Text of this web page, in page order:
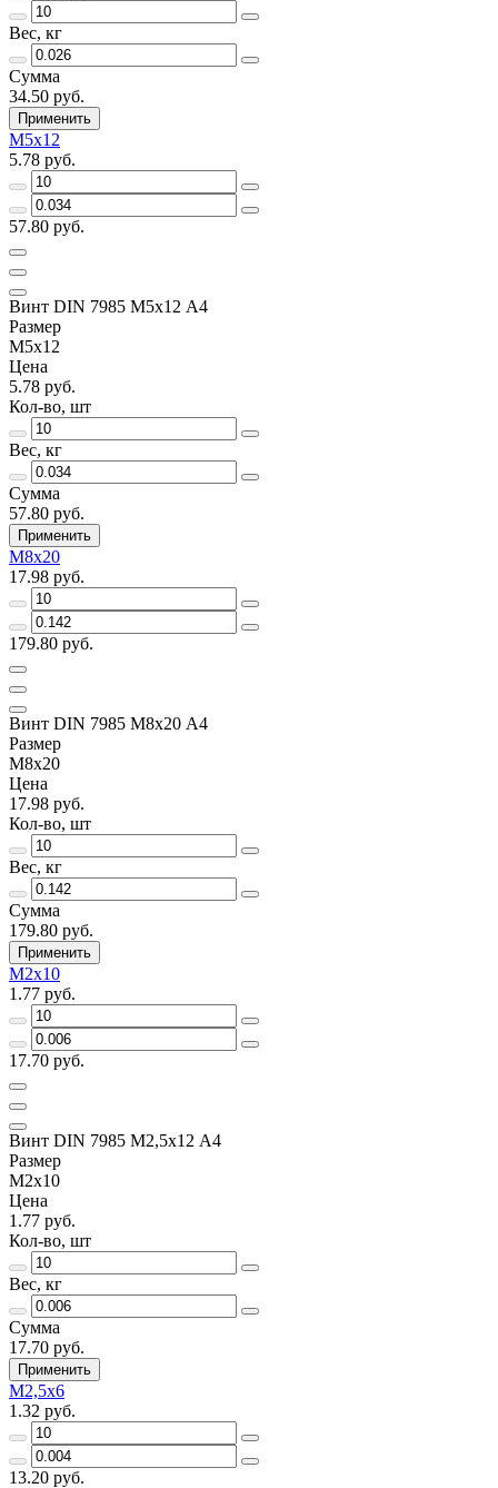
Вес, кг
Сумма
34.50 руб.
Применить
М5х12
5.78 руб.
57.80 руб.
Винт DIN 7985 М5х12 A4
Размер
М5х12
Цена
5.78 руб.
Кол-во, шт
Вес, кг
Сумма
57.80 руб.
Применить
М8х20
17.98 руб.
179.80 руб.
Винт DIN 7985 М8х20 A4
Размер
М8х20
Цена
17.98 руб.
Кол-во, шт
Вес, кг
Сумма
179.80 руб.
Применить
М2х10
1.77 руб.
17.70 руб.
Винт DIN 7985 М2,5х12 A4
Размер
М2х10
Цена
1.77 руб.
Кол-во, шт
Вес, кг
Сумма
17.70 руб.
Применить
М2,5х6
1.32 руб.
13.20 руб.